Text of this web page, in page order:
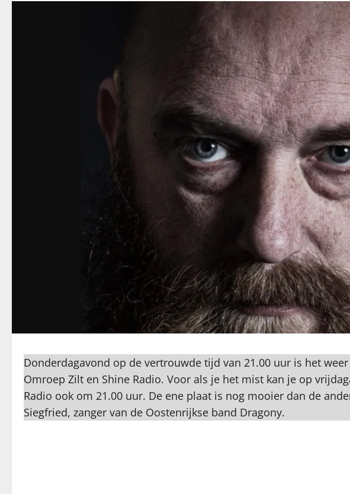
Donderdagavond op de vertrouwde tijd van 21.00 uur is het
Omroep Zilt en Shine Radio. Voor als je het mist kan je op
Radio ook om 21.00 uur. De ene plaat is nog mooier dan de
Siegfried, zanger van de Oostenrijkse band Dragony.